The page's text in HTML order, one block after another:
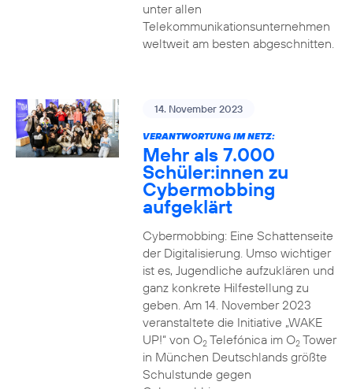
unter allen
Telekommunikationsunternehmen
weltweit am besten abgeschnitten.
14. November 2023
VERANTWORTUNG IM NETZ:
Mehr als 7.000
Schüler:innen zu
Cybermobbing
aufgeklärt
Cybermobbing: Eine Schattenseite
der Digitalisierung. Umso wichtiger
ist es, Jugendliche aufzuklären und
ganz konkrete Hilfestellung zu
geben. Am 14. November 2023
veranstaltete die Initiative „WAKE
UP!“ von O2Telefónica im O2Tower
in München Deutschlands größte
Schulstunde gegen